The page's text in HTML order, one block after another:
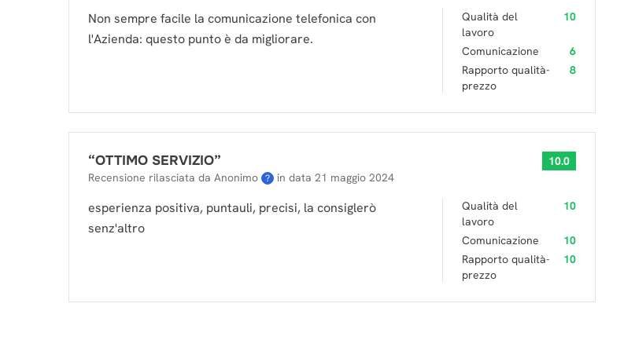
Non sempre facile la comunicazione telefonica con
l'Azienda: questo punto è da migliorare.
Qualità del
lavoro
10
Comunicazione
6
Rapporto qualità-
prezzo
8
“OTTIMO SERVIZIO”
Recensione rilasciata da Anonimo ? in data 21 maggio 2024
10.0
esperienza positiva, puntauli, precisi, la consiglerò
senz'altro
Qualità del
lavoro
10
Comunicazione
10
Rapporto qualità-
prezzo
10